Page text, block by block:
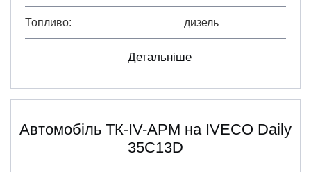
Топливо дизель
Детальніше
Автомобіль ТК-IV-АРМ на IVECO Daily
35C13D